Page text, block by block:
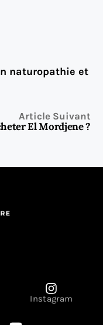
naturopathie et
Article Suivant
El Mordjene ?
Instagram